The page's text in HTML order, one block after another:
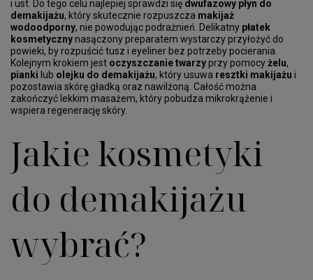
i ust. Do tego celu najlepiej sprawdzi się dwufazowy płyn do
demakijażu, który skutecznie rozpuszcza makijaż
wodoodporny, nie powodując podrażnień. Delikatny płatek
kosmetycznynasączony preparatem wystarczy przyłożyć do
powieki, by rozpuścić tusz i eyeliner bez potrzeby pocierania.
Kolejnym krokiem jest oczyszczanie twarzyprzy pomocyżelu,
pianki lub olejku do demakijażu, który usuwa resztki makijażu i
pozostawia skórę gładką oraz nawilżoną. Całość można
zakończyć lekkim masażem, który pobudza mikrokrążenie i
wspiera regenerację skóry.
Jakie kosmetyki
do demakijażu
wybrać?